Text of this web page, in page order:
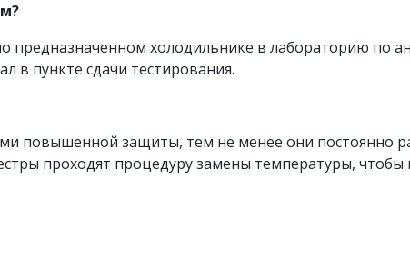
предназначенном холодильнике в лабораторию по
в пункте сдачи тестирования.
повышенной защиты, тем не менее они постоянно
проходят процедуру замены температуры,